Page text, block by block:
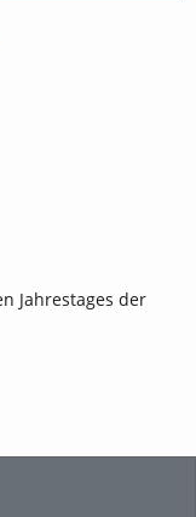
Jahrestages der